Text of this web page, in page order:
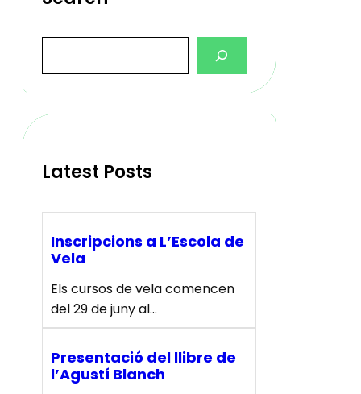
a
c
Latest Posts
Inscripcions a L’Escola de
Vela
Els cursos de vela comencen
del 29 de juny al…
Presentació del llibre de
l’Agustí Blanch